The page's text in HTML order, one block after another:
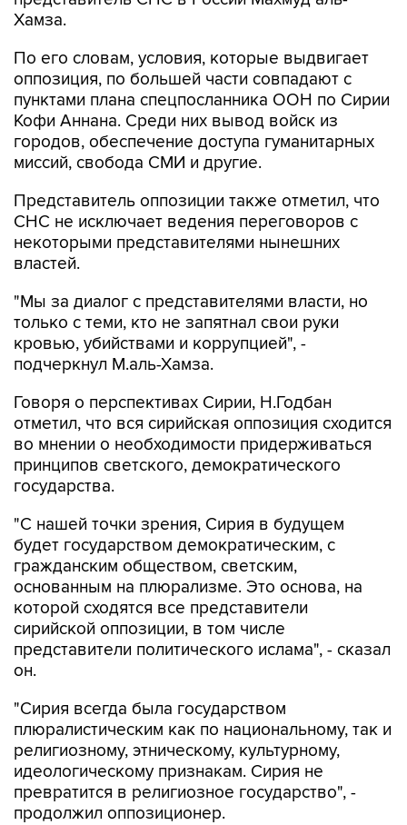
Хамза.
По его словам, условия, которые выдвигает
оппозиция, по большей части совпадают с
пунктами плана спецпосланника ООН по Сирии
Кофи Аннана. Среди них вывод войск из
городов, обеспечение доступа гуманитарных
миссий, свобода СМИ и другие.
Представитель оппозиции также отметил, что
СНС не исключает ведения переговоров с
некоторыми представителями нынешних
властей.
"Мы за диалог с представителями власти, но
только с теми, кто не запятнал свои руки
кровью, убийствами и коррупцией", -
подчеркнул М.аль-Хамза.
Говоря о перспективах Сирии, Н.Годбан
отметил, что вся сирийская оппозиция сходится
во мнении о необходимости придерживаться
принципов светского, демократического
государства.
"С нашей точки зрения, Сирия в будущем
будет государством демократическим, с
гражданским обществом, светским,
основанным на плюрализме. Это основа, на
которой сходятся все представители
сирийской оппозиции, в том числе
представители политического ислама", - сказал
он.
"Сирия всегда была государством
плюралистическим как по национальному, так и
религиозному, этническому, культурному,
идеологическому признакам. Сирия не
превратится в религиозное государство", -
продолжил оппозиционер.